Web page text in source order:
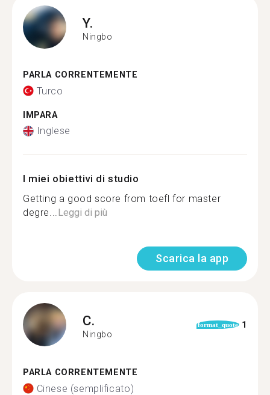
Y.
Ningbo
PARLA CORRENTEMENTE
Turco
IMPARA
Inglese
I miei obiettivi di studio
Getting a good score from toefl for master
degre...Leggi di più
Scarica la app
C.
Ningbo
format_quote 1
PARLA CORRENTEMENTE
Cinese (semplificato)